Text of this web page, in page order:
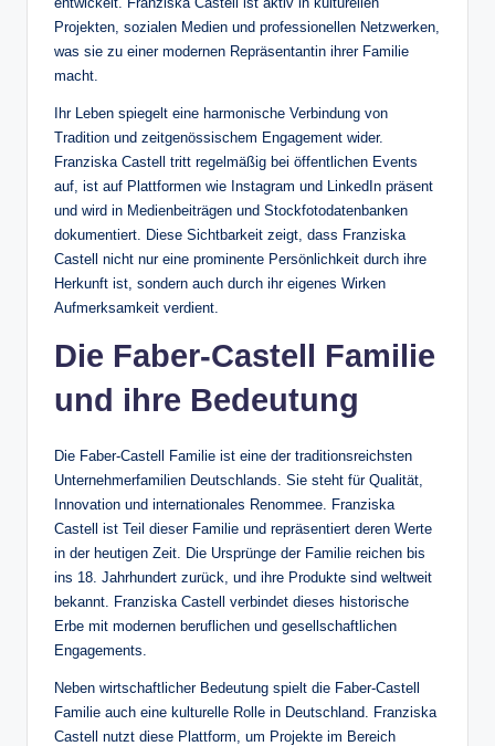
Projekten, sozialen Medien und professionellen Netzwerken,
was sie zu einer modernen Repräsentantin ihrer Familie
macht.
Ihr Leben spiegelt eine harmonische Verbindung von
Tradition und zeitgenössischem Engagement wider.
Franziska Castell tritt regelmäßig bei öffentlichen Events
auf, ist auf Plattformen wie Instagram und LinkedIn präsent
und wird in Medienbeiträgen und Stockfotodatenbanken
dokumentiert. Diese Sichtbarkeit zeigt, dass Franziska
Castell nicht nur eine prominente Persönlichkeit durch ihre
Herkunft ist, sondern auch durch ihr eigenes Wirken
Aufmerksamkeit verdient.
Die Faber-Castell Familie
und ihre Bedeutung
Die Faber-Castell Familie ist eine der traditionsreichsten
Unternehmerfamilien Deutschlands. Sie steht für Qualität,
Innovation und internationales Renommee. Franziska
Castell ist Teil dieser Familie und repräsentiert deren Werte
in der heutigen Zeit. Die Ursprünge der Familie reichen bis
ins 18. Jahrhundert zurück, und ihre Produkte sind weltweit
bekannt. Franziska Castell verbindet dieses historische
Erbe mit modernen beruflichen und gesellschaftlichen
Engagements.
Neben wirtschaftlicher Bedeutung spielt die Faber-Castell
Familie auch eine kulturelle Rolle in Deutschland. Franziska
Castell nutzt diese Plattform, um Projekte im Bereich